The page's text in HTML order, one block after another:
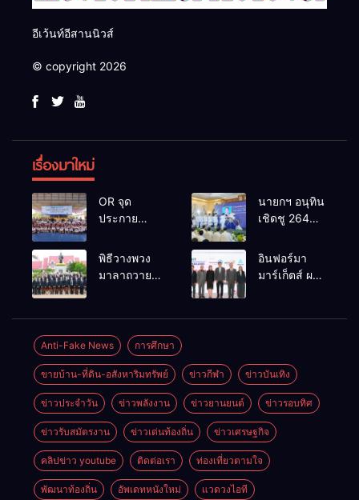
อีเว้นท์อีสานนิวส์
© copyright 2026
เรื่องมาใหม่
OR จุด
ประกาย
เยาวชน ผ่าน
นายกฯ อนุทิน
เชิดชู 264
บ้านยอดเยี่ยม
มอบแหนบ
เกียรติยศแห่ง
พิธีวางพวง
มาลาถวาย
2569 และ
การแข่งขัน
ฟุตบอลวันรพี
เพื่อเชื่อม
ความสัมพันธ์
อันดีของ
หน่วยงานใน
กระบวนการ
ยุติธรรม
อินฟอร์มา
มาร์เก็ตส์ ผนึก
Thailand
2026 เชื่อม 4
งานใหญ่
สร้างโอกาส
ธุรกิจครบ
วงจร ด้วยครับ
Anti-Fake News การศึกษา
ขายบ้าน-ที่ดิน-อสังหาริมทรัพย์ ข่าวกีฬา ข่าวบันเทิง
ข่าวประจำวัน ข่าวพลังงาน ข่าวยานยนต์ ข่าวรอบทิศ
ข่าวรับสมัตรงาน ข่าวเด่นท้องถิ่น ข่าวเศรษฐกิจ
คลิปข่าว youtube ติดต่อเรา ท่องเที่ยวตามใจ
พัฒนาท้องถิ่น อัพเดทหนังใหม่ แวดวงไอที